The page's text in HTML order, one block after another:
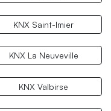
KNX Saint-Imier
KNX La Neuveville
KNX Valbirse